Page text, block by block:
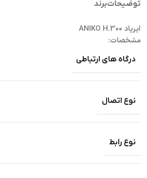
توضیحاتبرند
ایرپاد ANIKO H.300
مشخصات:
درگاه های ارتباطی
نوع اتصال
نوع رابط